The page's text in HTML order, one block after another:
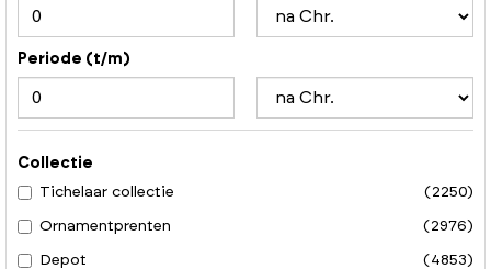
Periode (t/m)
Collectie
Tichelaar collectie
(2250)
Ornamentprenten (2976)
Depot (4853)